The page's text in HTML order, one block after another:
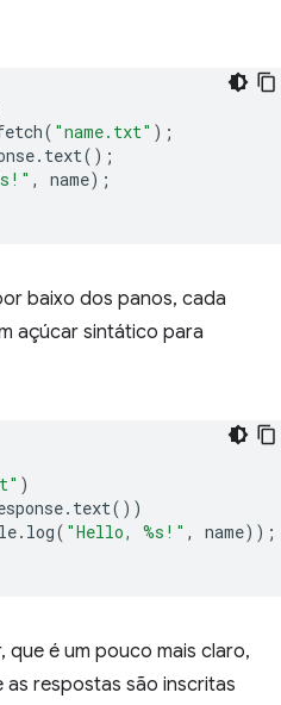
( "name.txt" );
. text();
, name);
baixo dos panos, cada
açúcar sintático para
)
. text())
. log( "Hello, %s!" , name));
que é um pouco mais claro,
as respostas são inscritas